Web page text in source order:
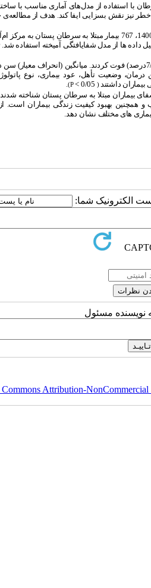
از مدل‌های آماری مناسب با ساختار
نیز نقش بسزایی ایفا کند. هدف از مطالعه‌ی
این مطالعه، مطالعه ی هم‌گروهی گذشته نگر است. طی سال­های 1390 تا
ها از مدل شفایافتگی آمیخته استفاده شد.
وضعیت تأهل، عود بیماری، نوع
بیماران داشتند)
(P
.
بیماران مبتلا به سرطان پستان شناخته شدند.
بهبود کیفیت زندگی بیماران است.
های مختلف نشان دهد.
الکترونیک شما:
نویسنده مسئول
Commons Attribution-